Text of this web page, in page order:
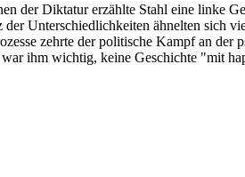
der Diktatur erzählte Stahl eine linke
Unterschiedlichkeiten ähnelten sich
zehrte der politische Kampf an
ihm wichtig, keine Geschichte "mit